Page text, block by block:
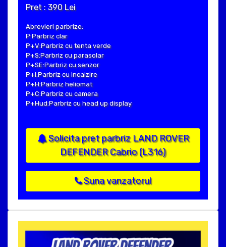
Pret : 390 Lei
Abrevieri parbrize:
P:Parbriz clar
P+V:Parbriz cu tenta verde
P+S:Parbriz cu parasolar
P+SE:Parbriz cu senzor
P+I:Parbriz cu incalzire
P+H:Parbriz heliomat
P+C:Parbriz cu camera
P+Hud:Parbriz cu head up display
Solicita pret parbriz LAND ROVER
DEFENDER Cabrio (L316)
Suna vanzatorul